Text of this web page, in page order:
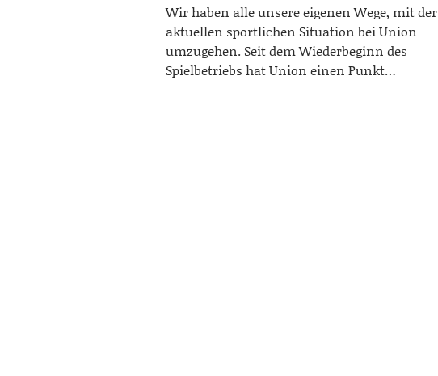
Wir haben alle unsere eigenen Wege, mit der
aktuellen sportlichen Situation bei Union
umzugehen. Seit dem Wiederbeginn des
Spielbetriebs hat Union einen Punkt…